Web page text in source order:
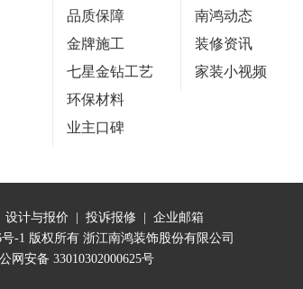
品质保障
金牌施工
七星金钻工艺
环保材料
业主口碑
南鸿动态
装修资讯
家装小视频
设计与报价 投诉报修
企业邮箱
-1 版权所有 浙江南鸿装饰股份有限公司
网安备 33010302000625号